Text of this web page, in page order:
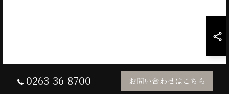
0263-36-8700 お問い合わせはこちら